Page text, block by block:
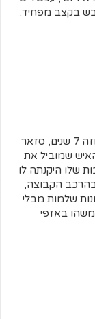
בקצב מפחיד.
קפטן הקבוצה והמגן הימני מזה 7 שנים, סזאר
שמוביל את
שלו היקנתה לו
הקבוצה,
שלמות מבלי
באזפי